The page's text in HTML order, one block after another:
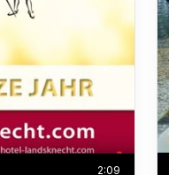
2:09